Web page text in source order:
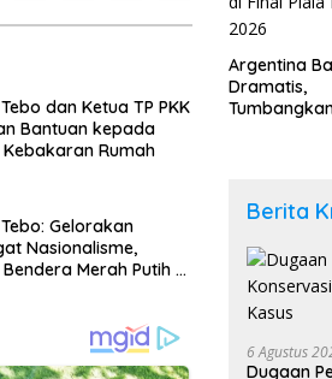
dan Ketua TP PKK
Bantuan kepada
Rumah
Gelorakan
Nasionalisme,
Merah Putih di
Argentina
Dramatis,
Berita
6 Agustus
Dugaan